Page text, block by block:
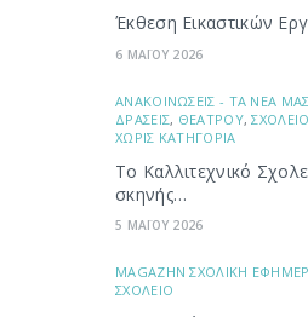
Έκθεση Εικαστικών
6 ΜΑΪΟΥ 2026
ΑΝΑΚΟΙΝΩΣΕΙΣ - ΤΑ ΝΕΑ ΜΑΣ
ΔΡΑΣΕΙΣ, ΘΕΑΤΡΟΥ,ΣΧΟΛΕΙΟ
ΧΩΡΙΣ ΚΑΤΗΓΟΡΙΑ
Το Καλλιτεχνικό
σκηνής…
5 ΜΑΪΟΥ 2026
ΜAGAZHN ΣΧΟΛΙΚΗ
ΣΧΟΛΕΙΟ